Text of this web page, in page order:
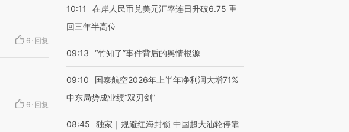
6 · 回复
6 · 回复
10:11
在岸人民币兑美元汇率连日升破6.75 重
回三年半高位
09:13 “竹知了”事件背后的舆情根源
09:10
国泰航空2026年上半年净利润大增71%
中东局势成业绩“双刃剑”
08:45
独家｜规避红海封锁 中国超大油轮停靠